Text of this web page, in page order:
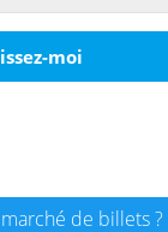
de billets ?
moi